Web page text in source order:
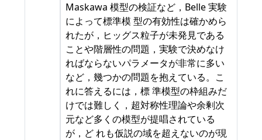
Maskawa 模型の検証など，Belle 実験
によって標準模 型の有効性は確かめら
れたが，ヒッグス粒子が未発見である
ことや階層性の問題，実験で決めなけ
ればならないパラメータが非常に多い
など，幾つかの問題を抱えている。こ
れに答えるには，標 準模型の枠組みだ
けでは難しく，超対称性理論や余剰次
元など多くの模型が提唱されている
が，ど れも仮説の域を超えないのが現